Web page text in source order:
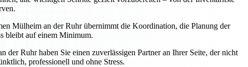
Mülheim an der Ruhr übernimmt die Koordination, die Planung der
bleibt auf einem Minimum.
Ruhr haben Sie einen zuverlässigen Partner an Ihrer Seite, der nicht
professionell und ohne Stress.